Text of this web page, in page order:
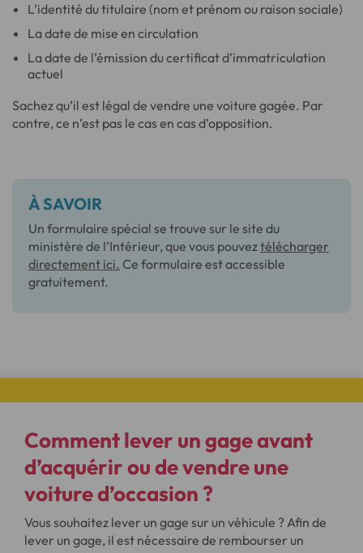
L’identité du titulaire (nom et prénom ou raison sociale)
La date de mise en circulation
La date de l’émission du certificat d’immatriculation
actuel
Sachez qu’il est légal de vendre une voiture gagée. Par
contre, ce n’est pas le cas en cas d’opposition.
À SAVOIR
Un formulaire spécial se trouve sur le site du
ministère de l’Intérieur, que vous pouveztélécharger
directement ici. Ce formulaire est accessible
gratuitement.
Comment lever un gage avant
d’acquérir ou de vendre une
voiture d’occasion ?
Vous souhaitez lever un gage sur un véhicule ? Afin de
lever un gage, il est nécessaire de rembourser un